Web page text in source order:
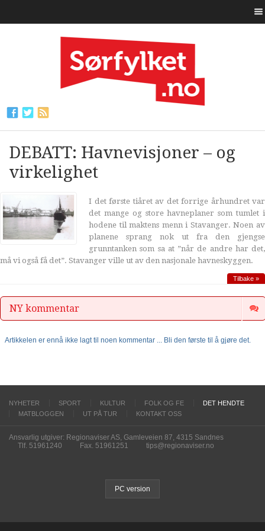
DEBATT: Havnevisjoner – og
virkelighet
I det første tiåret av det forrige århundret var
det mange og store havneplaner som tumlet i
hodene til maktens menn i Stavanger. Noen av
planene sprang nok ut fra den gjengse
grunntanken som sa at ”når de andre har det,
må vi også få det”. Stavanger ville ut av den nasjonale havneskyggen.
Tilbake »
NY kommentar
Artikkelen er ennå ikke lagt til noen kommentar ... Bli den første til å gjøre det.
NYHETER SPORT KULTUR FOLK OG FE
DET HENDTE
MATBLOGGEN
UT PÅ TUR KONTAKT OSS
Ansvarlig utgiver: Regionaviser AS, Gamleveien 87, 4315 Sandnes
Tlf. 51961240
Fax. 51961251 tips@regionaviser.no
PC version